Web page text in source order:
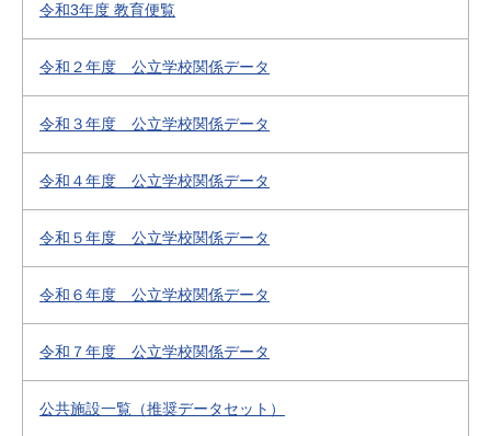
令和3年度 教育便覧
令和２年度 公立学校関係データ
令和３年度 公立学校関係データ
令和４年度 公立学校関係データ
令和５年度 公立学校関係データ
令和６年度 公立学校関係データ
令和７年度 公立学校関係データ
公共施設一覧（推奨データセット）